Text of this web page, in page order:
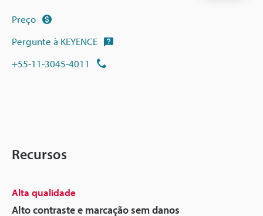
Preço
Pergunte à KEYENCE
+55-11-3045-4011
Recursos
Alta qualidade
Alto contraste e marcação sem danos